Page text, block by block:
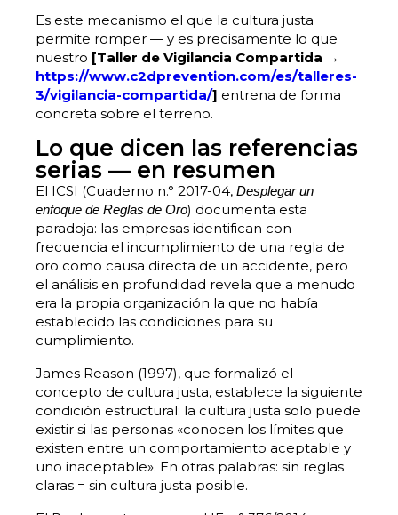
Es este mecanismo el que la cultura justa
permite romper — y es precisamente lo que
nuestro [Taller de Vigilancia Compartida →
https://www.c2dprevention.com/es/talleres-
3/vigilancia-compartida/] entrena de forma
concreta sobre el terreno.
Lo que dicen las referencias
serias — en resumen
El ICSI (Cuaderno n.° 2017-04, Desplegar un
enfoque de Reglas de Oro) documenta esta
paradoja: las empresas identifican con
frecuencia el incumplimiento de una regla de
oro como causa directa de un accidente, pero
el análisis en profundidad revela que a menudo
era la propia organización la que no había
establecido las condiciones para su
cumplimiento.
James Reason (1997), que formalizó el
concepto de cultura justa, establece la siguiente
condición estructural: la cultura justa solo puede
existir si las personas «conocen los límites que
existen entre un comportamiento aceptable y
uno inaceptable». En otras palabras: sin reglas
claras = sin cultura justa posible.